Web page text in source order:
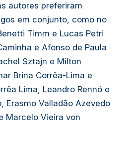
autores preferiram
em conjunto, como no
Timm e Lucas Petri
e Afonso de Paula
Sztajn e Milton
Brina Corrêa-Lima e
Lima, Leandro Rennó e
Erasmo Valladão Azevedo
Marcelo Vieira von